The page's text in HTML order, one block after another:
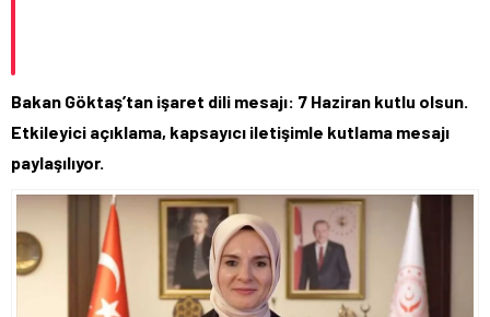
Bakan Göktaş’tan işaret dili mesajı: 7 Haziran kutlu olsun.
Etkileyici açıklama, kapsayıcı iletişimle kutlama mesajı
paylaşılıyor.